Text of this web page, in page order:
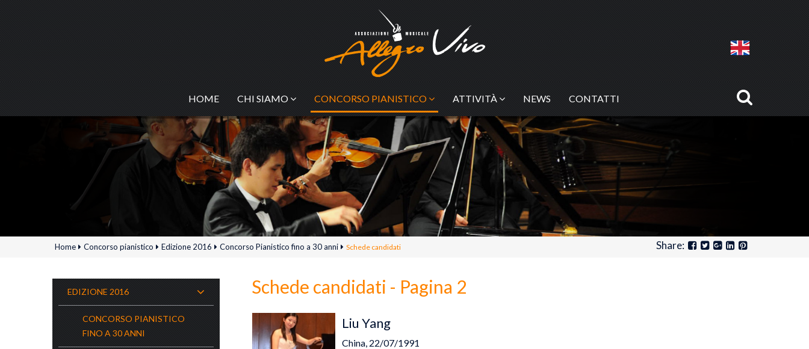
HOME CHI SIAMO CONCORSO PIANISTICO ATTIVITÀ NEWS CONTATTI
Home Concorso pianistico Edizione 2016 Concorso Pianistico fino a 30 anni Schede candidati Share:
Schede candidati - Pagina 2
Liu Yang
China, 22/07/1991
EDIZIONE 2016
CONCORSO PIANISTICO
FINO A 30 ANNI